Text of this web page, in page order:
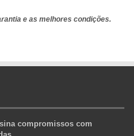
e as melhores condições.
compromissos com